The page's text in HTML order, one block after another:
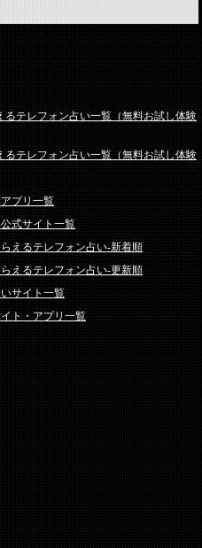
テレフォン占い一覧（無料お試し体験
テレフォン占い一覧（無料お試し体験
プリ一覧
式サイト一覧
えるテレフォン占い-新着順
えるテレフォン占い-更新順
サイト一覧
ト・アプリ一覧